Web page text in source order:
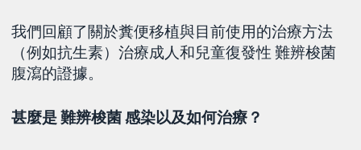
我們回顧了關於糞便移植與目前使用的治療方法
（例如抗生素）治療成人和兒童復發性 難辨梭菌
腹瀉的證據。
甚麼是 難辨梭菌 感染以及如何治療？